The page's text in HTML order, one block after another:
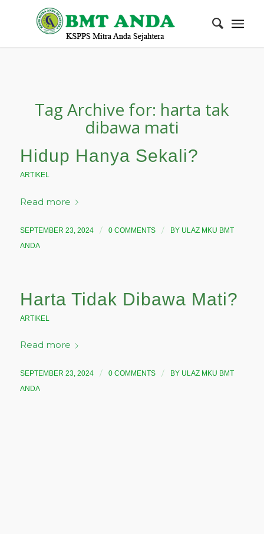
Tag Archive for: harta tak
dibawa mati
Hidup Hanya Sekali?
ARTIKEL
Read more
SEPTEMBER 23, 2024 / 0 COMMENTS / BY ULAZ MKU BMT
ANDA
Harta Tidak Dibawa Mati?
ARTIKEL
Read more
SEPTEMBER 23, 2024 / 0 COMMENTS / BY ULAZ MKU BMT
ANDA